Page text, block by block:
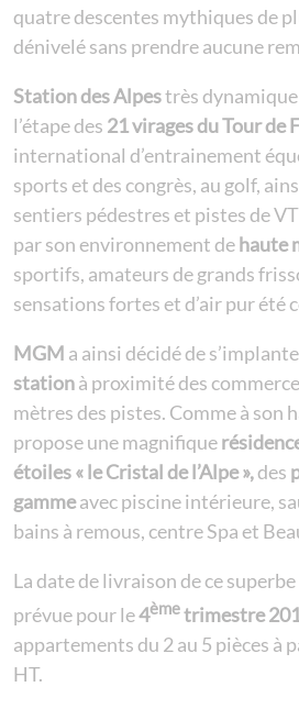
quatre descentes mythiques de
dénivelé sans prendre aucune
Station des Alpestrès
l’étape des 21 virages du Tour de
international d’entrainement
sports et des congrès, au golf,
sentiers pédestres et pistes de
par son environnement dehaute
sportifs, amateurs de grands
sensations fortes et d’air pur été
MGM a ainsi décidé de
stationà proximité des
mètres des pistes. Comme à son
propose une magnifique
étoiles « le Cristal de l’Alpe »,des
gammeavec piscine intérieure,
bains à remous, centre Spa et
La date de livraison de ce
prévue pour le4èmetrimestre
appartements du 2 au 5 pièces à
HT.